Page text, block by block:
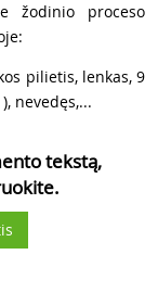
žodinio proceso
pilietis, lenkas, 9
nevedęs,...
tekstą,